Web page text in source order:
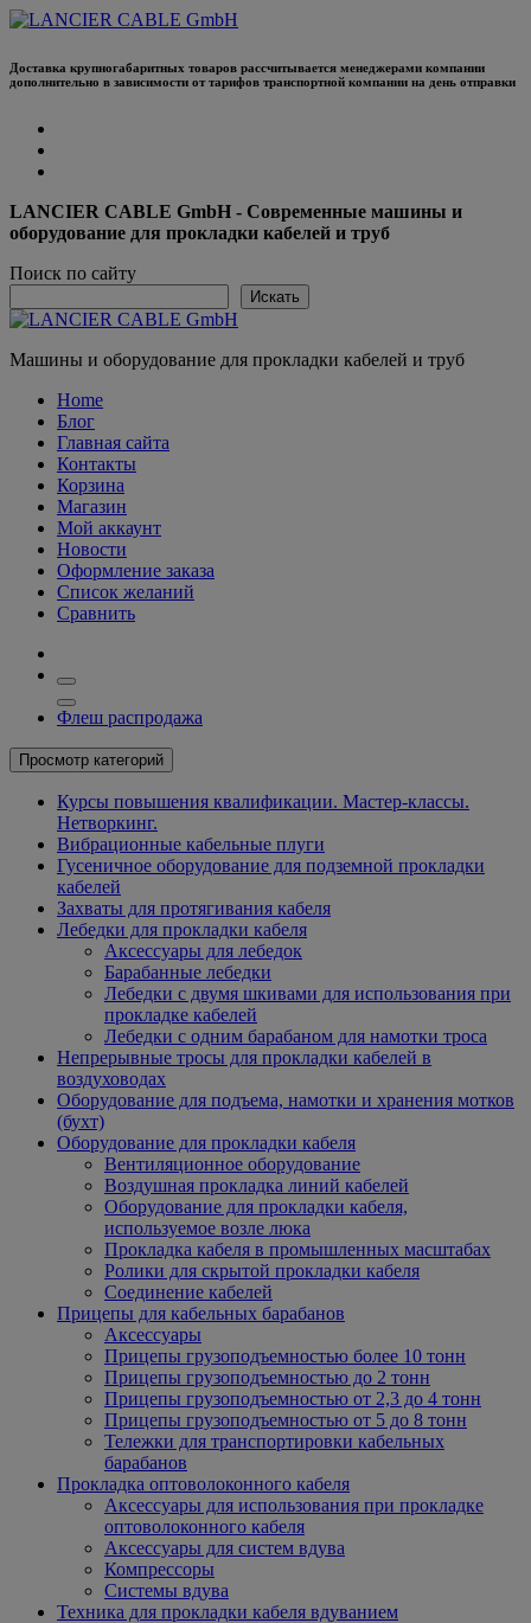
Перейти
содержанию
Доставка крупногабаритных товаров рассчитывается менеджерами компании
дополнительно в зависимости от тарифов транспортной компании на день отправки
LANCIER CABLE GmbH - Современные машины и
оборудование для прокладки кабелей и труб
Поиск по сайту
Искать
Машины и оборудование для прокладки кабелей и труб
Home
Блог
Главная сайта
Контакты
Корзина
Магазин
Мой аккаунт
Новости
Оформление заказа
Список желаний
Сравнить
Флеш распродажа
Просмотр категорий
Курсы повышения квалификации. Мастер-классы.
Нетворкинг.
Вибрационные кабельные плуги
Гусеничное оборудование для подземной прокладки
кабелей
Захваты для протягивания кабеля
Лебедки для прокладки кабеля
Аксессуары для лебедок
Барабанные лебедки
Лебедки с двумя шкивами для использования при
прокладке кабелей
Лебедки с одним барабаном для намотки троса
Непрерывные тросы для прокладки кабелей в
воздуховодах
Оборудование для подъема, намотки и хранения мотков
(бухт)
Оборудование для прокладки кабеля
Вентиляционное оборудование
Воздушная прокладка линий кабелей
Оборудование для прокладки кабеля,
используемое возле люка
Прокладка кабеля в промышленных масштабах
Ролики для скрытой прокладки кабеля
Соединение кабелей
Прицепы для кабельных барабанов
Аксессуары
Прицепы грузоподъемностью более 10 тонн
Прицепы грузоподъемностью до 2 тонн
Прицепы грузоподъемностью от 2,3 до 4 тонн
Прицепы грузоподъемностью от 5 до 8 тонн
Тележки для транспортировки кабельных
барабанов
Прокладка оптоволоконного кабеля
Аксессуары для использования при прокладке
оптоволоконного кабеля
Аксессуары для систем вдува
Компрессоры
Системы вдува
Техника для прокладки кабеля вдуванием